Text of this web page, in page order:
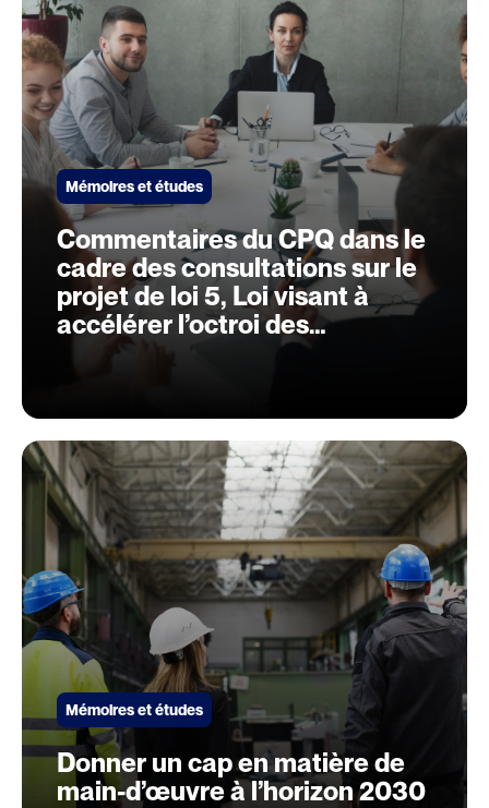
Mémoires et études
Commentaires du CPQ dans le
cadre des consultations sur le
projet de loi 5, Loi visant à
accélérer l’octroi des
autorisations requises pour la
nationale
Mémoires et études
Donner un cap en matière de
main-d’œuvre à l’horizon 2030